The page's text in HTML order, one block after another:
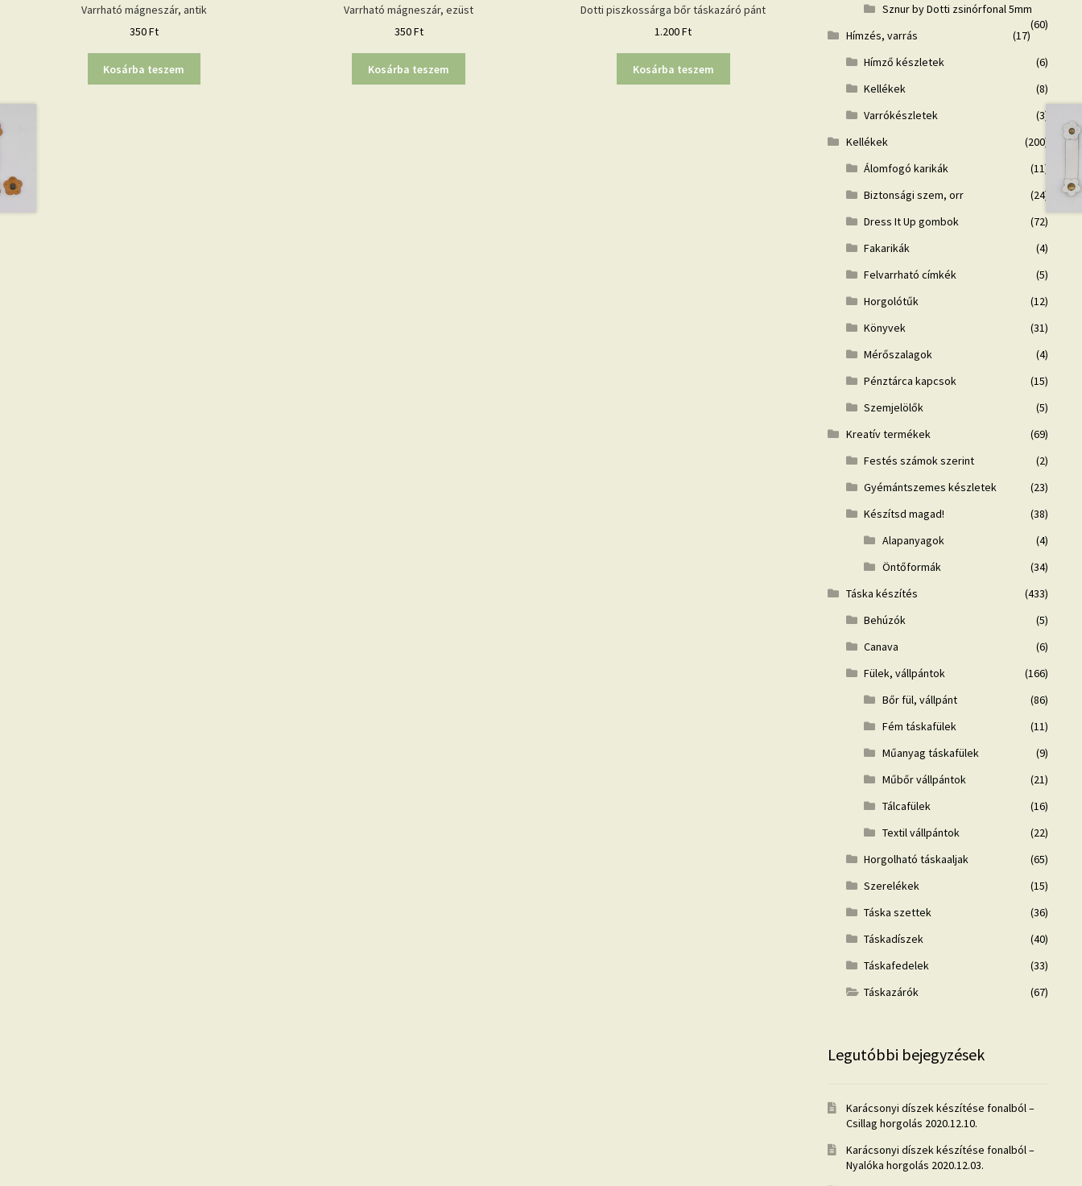
Varrható mágneszár, antik
350Ft
Kosárba teszem
Varrható mágneszár, ezüst
350Ft
Kosárba teszem
Dotti piszkossárga bőr táskazáró pánt
1.200Ft
Kosárba teszem
Sznur by Dotti zsinórfonal 5mm
(60)
Hímzés, varrás
(17)
Hímző készletek
(6)
Kellékek
(8)
Varrókészletek
(3)
Kellékek
(200)
Álomfogó karikák
(11)
Biztonsági szem, orr
(24)
Dress It Up gombok
(72)
Fakarikák
(4)
Felvarrható címkék
(5)
Horgolótűk
(12)
Könyvek
(31)
Mérőszalagok
(4)
Pénztárca kapcsok
(15)
Szemjelölők
(5)
Kreatív termékek
(69)
Festés számok szerint
(2)
Gyémántszemes készletek
(23)
Készítsd magad!
(38)
Alapanyagok
(4)
Öntőformák
(34)
Táska készítés
(433)
Behúzók
(5)
Canava
(6)
Fülek, vállpántok
(166)
Bőr fül, vállpánt
(86)
Fém táskafülek
(11)
Műanyag táskafülek
(9)
Műbőr vállpántok
(21)
Tálcafülek
(16)
Textil vállpántok
(22)
Horgolható táskaaljak
(65)
Szerelékek
(15)
Táska szettek
(36)
Táskadíszek
(40)
Táskafedelek
(33)
Táskazárók
(67)
Legutóbbi bejegyzések
Karácsonyi díszek készítése fonalból –
Csillag horgolás 2020.12.10.
Karácsonyi díszek készítése fonalból –
Nyalóka horgolás 2020.12.03.